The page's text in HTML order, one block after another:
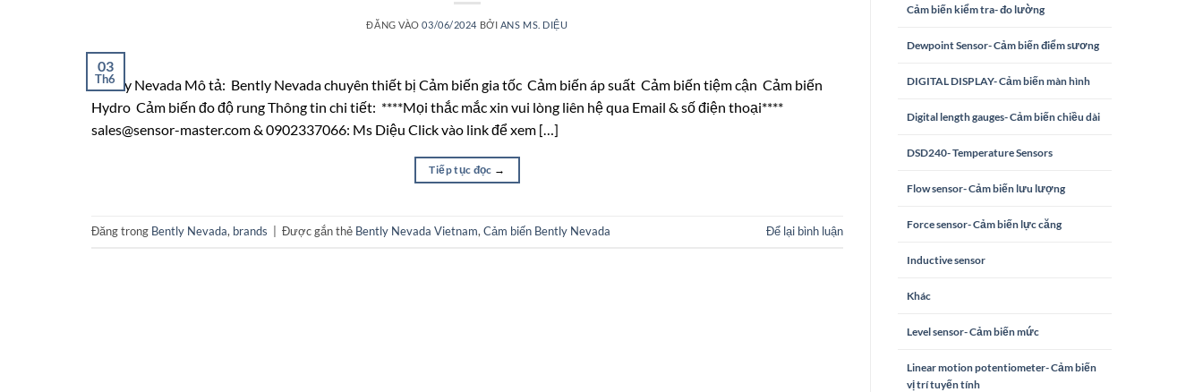
ĐĂNG VÀO03/06/2024 BỞI ANS MS. DIỆU
03
Th6
Bently Nevada Mô tả: Bently Nevada chuyên thiết bị Cảm biến gia tốc Cảm biến áp suất Cảm biến tiệm cận Cảm biến
Hydro Cảm biến đo độ rung Thông tin chi tiết: ****Mọi thắc mắc xin vui lòng liên hệ qua Email & số điện thoại****
sales@sensor-master.com & 0902337066: Ms Diệu Click vào link để xem […]
Tiếp tục đọc →
Đăng trong Bently Nevada, brands Được gắn thẻ Bently Nevada Vietnam, Cảm biến Bently Nevada Để lại bình luận
Cảm biến kiểm tra- đo lường
Dewpoint Sensor- Cảm biến điểm sương
DIGITAL DISPLAY- Cảm biến màn hình
Digital length gauges- Cảm biến chiều dài
DSD240- Temperature Sensors
Flow sensor- Cảm biến lưu lượng
Force sensor- Cảm biến lực căng
Inductive sensor
Khác
Level sensor- Cảm biến mức
Linear motion potentiometer- Cảm biến
vị trí tuyến tính